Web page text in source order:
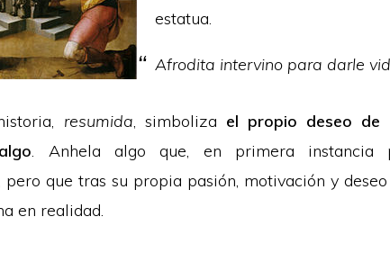
estatua.
Afrodita intervino para darle
resumida, simboliza el propio deseo de
. Anhela algo que, en primera instancia
que tras su propia pasión, motivación y
en realidad.